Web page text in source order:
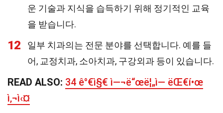
운 기술과 지식을 습득하기 위해 정기적인 교육
을 받습니다.
12
일부 치과의는 전문 분야를 선택합니다. 예를 들
어, 교정치과, 소아치과, 구강외과 등이 있습니다.
READ ALSO: 34 ê°€ì§€ ì—¬ë“œë¦„ì— ëŒ€í•œ
ì‚¬ì‹¤